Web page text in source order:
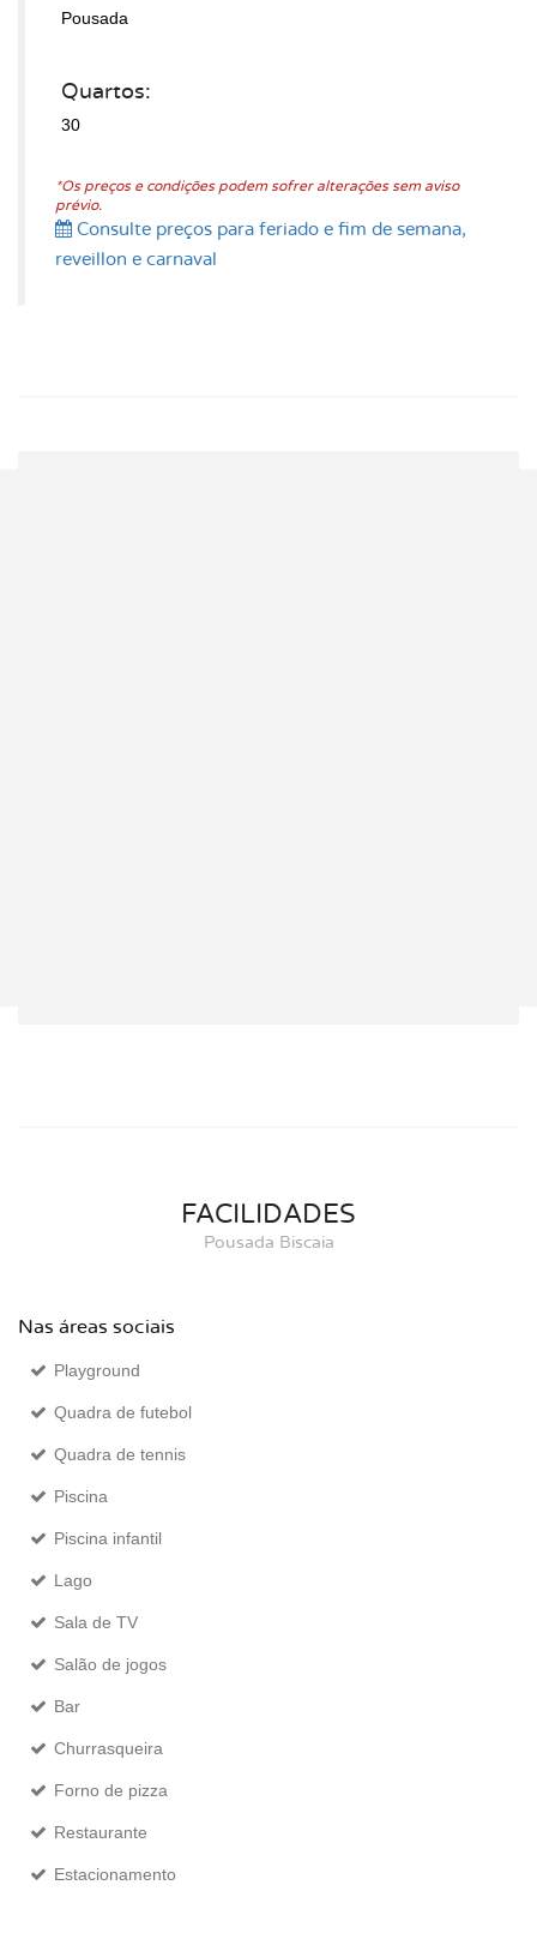
Pousada
Quartos:
30
*Os preços e condições podem sofrer alterações sem aviso
prévio.
Consulte preços para feriado e fim de semana,
reveillon e carnaval
FACILIDADES
Pousada Biscaia
Nas áreas sociais
Playground
Quadra de futebol
Quadra de tennis
Piscina
Piscina infantil
Lago
Sala de TV
Salão de jogos
Bar
Churrasqueira
Forno de pizza
Restaurante
Estacionamento